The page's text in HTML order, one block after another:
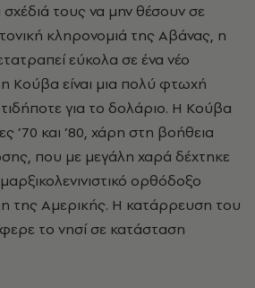
τους να μην θέσουν σε
κληρονομιά της Αβάνας, η
εύκολα σε ένα νέο
Κούβα είναι μια πολύ φτωχή
για το δολάριο. Η Κούβα
’70 και ’80, χάρη στη βοήθεια
που με μεγάλη χαρά δέχτηκε
ορθόδοξο
της Αμερικής. Η κατάρρευση του
το νησί σε κατάσταση